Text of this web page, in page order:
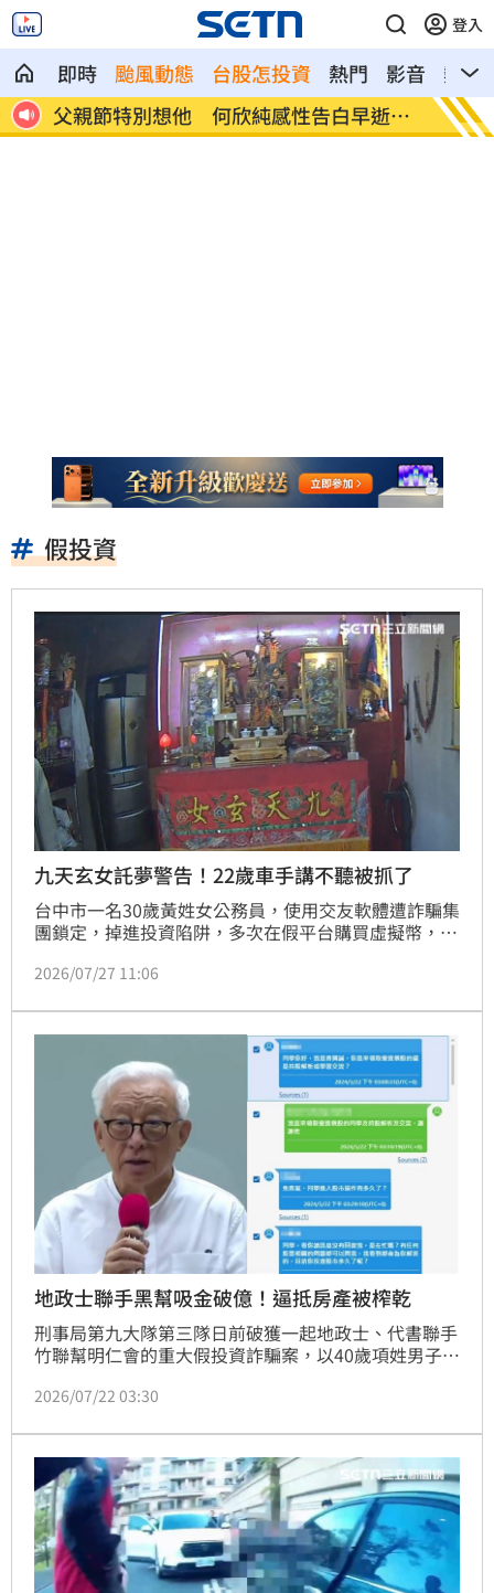
登入
即時 颱風動態 台股怎投資 熱門 影音
熱搜
父
參加教召辱罵士官長3字…1原因比一般人
慘
問題
假投資
九天玄女託夢警告！22歲車手講不聽被抓了
台中市一名30歲黃姓女公務員，使用交友軟體遭詐騙集
團鎖定，掉進投資陷阱，多次在假平台購買虛擬幣，一
逮捕5名嫌犯，其中22歲李姓車手，家中虔誠供奉「九
再做壞事了」，自己卻執迷不悟，最終遭檢警逮捕，被
依詐欺罪嫌起訴。
2026/07/27 11:06
地政士聯手黑幫吸金破億！逼抵房產被榨乾
刑事局第九大隊第三隊日前破獲一起地政士、代書聯手
竹聯幫明仁會的重大假投資詐騙案，以40歲項姓男子為
興誠名義誘騙民眾投資。甚至在被害人資金燃盡時，出
（2024）年發動4波查緝行動，一舉逮捕項嫌、地政士
及代書等共20人，初步清查受害人數高達26人，總吸
金金額竟超過新台幣2.7億元，全案已依法移送地檢署
偵辦。
2026/07/22 03:30